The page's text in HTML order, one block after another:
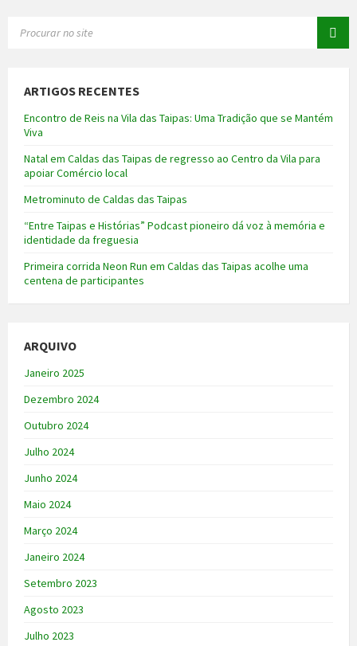
ARTIGOS RECENTES
Encontro de Reis na Vila das Taipas: Uma Tradição que se Mantém
Viva
Natal em Caldas das Taipas de regresso ao Centro da Vila para
apoiar Comércio local
Metrominuto de Caldas das Taipas
“Entre Taipas e Histórias” Podcast pioneiro dá voz à memória e
identidade da freguesia
Primeira corrida Neon Run em Caldas das Taipas acolhe uma
centena de participantes
ARQUIVO
Janeiro 2025
Dezembro 2024
Outubro 2024
Julho 2024
Junho 2024
Maio 2024
Março 2024
Janeiro 2024
Setembro 2023
Agosto 2023
Julho 2023